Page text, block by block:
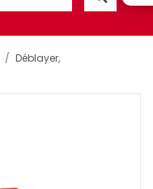
/ Déblayer,